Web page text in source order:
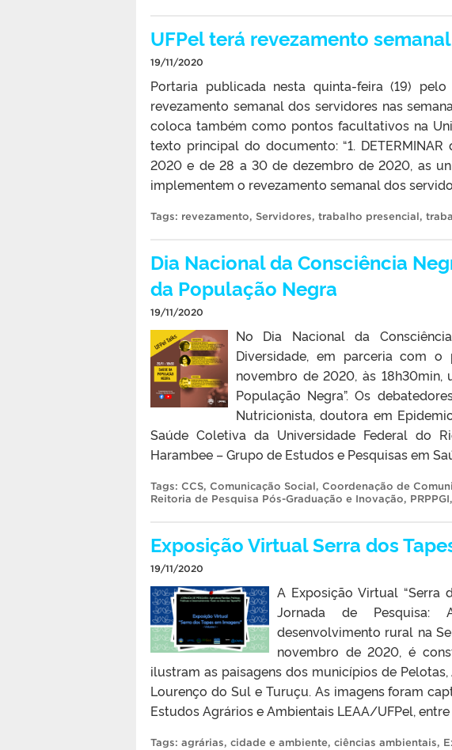
UFPel terá revezamento
19/11/2020
Portaria publicada nesta quinta-feira (19)
revezamento semanal dos servidores nas
coloca também como pontos facultativos na
texto principal do documento: “1.
2020 e de 28 a 30 de dezembro de 2020, as
implementem o revezamento semanal dos
Tags: revezamento, Servidores, trabalho presencial,
Dia Nacional da Consciência
da População Negra
19/11/2020
No Dia Nacional da
Diversidade, em parceria com
novembro de 2020, às
População Negra”. Os
Nutricionista, doutora em
Saúde Coletiva da Universidade Federal do
Harambee – Grupo de Estudos e Pesquisas em
Tags: CCS, Comunicação Social, Coordenação de
Reitoria de Pesquisa Pós-Graduação e Inovação, PRPPGI,
Exposição Virtual Serra dos
19/11/2020
A Exposição Virtual “Serra
Jornada de Pesquisa:
desenvolvimento rural na
novembro de 2020, é
ilustram as paisagens dos municípios de
Lourenço do Sul e Turuçu. As imagens foram
Estudos Agrários e Ambientais LEAA/UFPel,
Tags: agrárias, cidade e ambiente, ciências ambientais,